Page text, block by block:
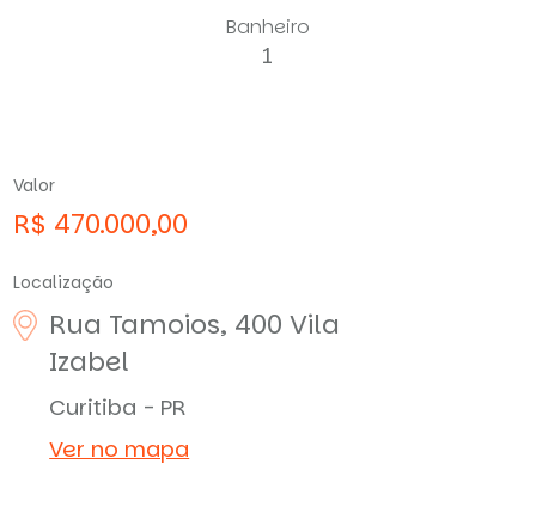
Banheiro
1
Valor
R$ 470.000,00
Localização
Rua Tamoios, 400Vila
Izabel
Curitiba - PR
Ver no mapa